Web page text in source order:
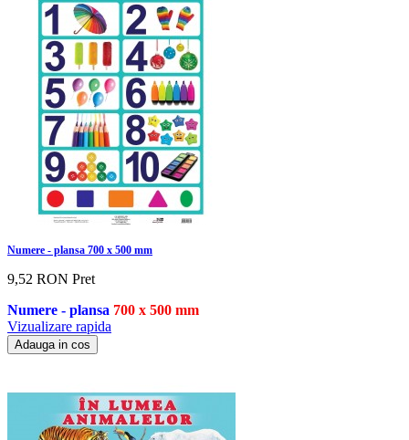
Numere - plansa 700 x 500 mm
9,52 RON Pret
Numere - plansa 700 x 500 mm
Vizualizare rapida
Adauga in cos